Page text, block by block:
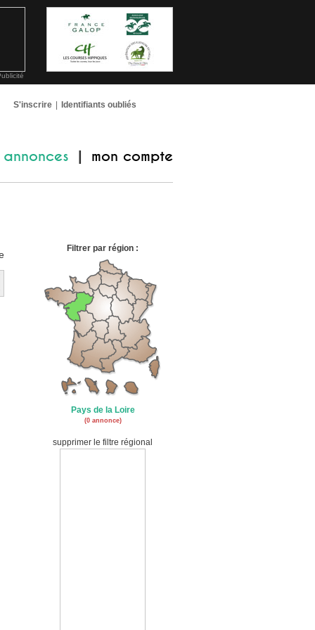
S'inscrire Identifiants oubliés
annonces mon compte
Filtrer par région :
Pays de la Loire
(0 annonce)
supprimer le filtre régional